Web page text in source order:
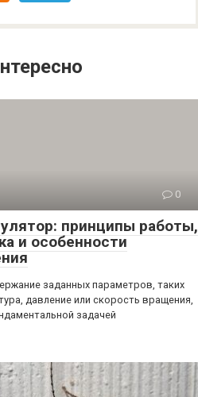
0
принципы работы,
и особенности
заданных параметров, таких
давление или скорость вращения,
задачей